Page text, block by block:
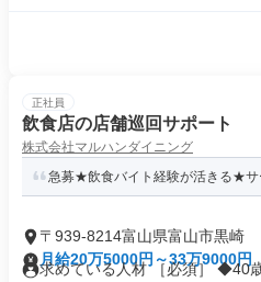
正社員
飲食店の店舗巡回サポート
株式会社マルハンダイニング
急募★飲食バイト経験が活きる★
〒939-8214富山県富山市黒崎
月給20万5000円～33万9000円
求めている人材 ［必須］